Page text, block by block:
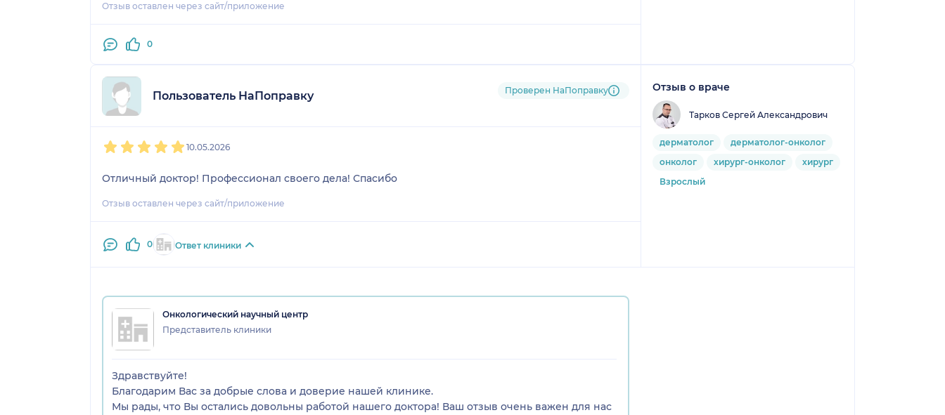
довольна. Боли после процедуры не осталось, больше было чисто переживаний и волнений, что
Отзыв оставлен через сайт/приложение
0
Пользователь НаПоправку Проверен НаПоправку
10.05.2026
Отличный доктор! Профессионал своего дела! Спасибо
Отзыв оставлен через сайт/приложение
0 Ответ клиники
Отзыв о враче
Тарков Сергей Александрович
дерматолог
дерматолог-онколог
онколог
хирург-онколог
хирург
Взрослый
Онкологический научный центр
Представитель клиники
Здравствуйте!
Благодарим Вас за добрые слова и доверие нашей клинике.
Мы рады, что Вы остались довольны работой нашего доктора! Ваш отзыв очень важен для нас